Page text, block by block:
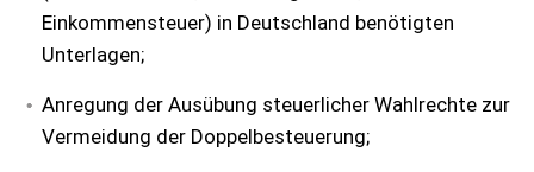
Einkommensteuer) in Deutschland benötigten
Unterlagen;
Anregung der Ausübung steuerlicher Wahlrechte zur
Vermeidung der Doppelbesteuerung;